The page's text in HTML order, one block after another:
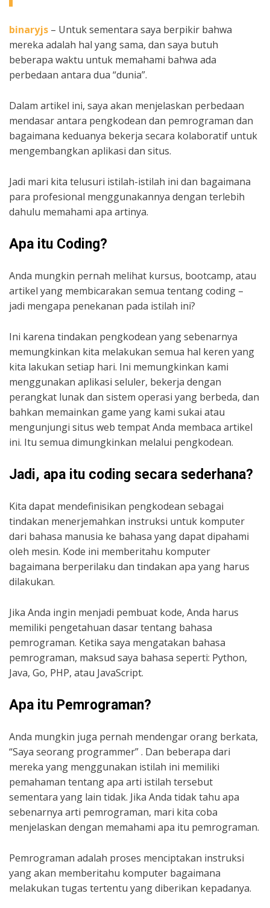
binaryjs – Untuk sementara saya berpikir bahwa
mereka adalah hal yang sama, dan saya butuh
beberapa waktu untuk memahami bahwa ada
perbedaan antara dua “dunia”.
Dalam artikel ini, saya akan menjelaskan perbedaan
mendasar antara pengkodean dan pemrograman dan
bagaimana keduanya bekerja secara kolaboratif untuk
mengembangkan aplikasi dan situs.
Jadi mari kita telusuri istilah-istilah ini dan bagaimana
para profesional menggunakannya dengan terlebih
dahulu memahami apa artinya.
Apa itu Coding?
Anda mungkin pernah melihat kursus, bootcamp, atau
artikel yang membicarakan semua tentang coding –
jadi mengapa penekanan pada istilah ini?
Ini karena tindakan pengkodean yang sebenarnya
memungkinkan kita melakukan semua hal keren yang
kita lakukan setiap hari. Ini memungkinkan kami
menggunakan aplikasi seluler, bekerja dengan
perangkat lunak dan sistem operasi yang berbeda, dan
bahkan memainkan game yang kami sukai atau
mengunjungi situs web tempat Anda membaca artikel
ini. Itu semua dimungkinkan melalui pengkodean.
Jadi, apa itu coding secara sederhana?
Kita dapat mendefinisikan pengkodean sebagai
tindakan menerjemahkan instruksi untuk komputer
dari bahasa manusia ke bahasa yang dapat dipahami
oleh mesin. Kode ini memberitahu komputer
bagaimana berperilaku dan tindakan apa yang harus
dilakukan.
Jika Anda ingin menjadi pembuat kode, Anda harus
memiliki pengetahuan dasar tentang bahasa
pemrograman. Ketika saya mengatakan bahasa
pemrograman, maksud saya bahasa seperti: Python,
Java, Go, PHP, atau JavaScript.
Apa itu Pemrograman?
Anda mungkin juga pernah mendengar orang berkata,
“Saya seorang programmer” . Dan beberapa dari
mereka yang menggunakan istilah ini memiliki
pemahaman tentang apa arti istilah tersebut
sementara yang lain tidak. Jika Anda tidak tahu apa
sebenarnya arti pemrograman, mari kita coba
menjelaskan dengan memahami apa itu pemrograman.
Pemrograman adalah proses menciptakan instruksi
yang akan memberitahu komputer bagaimana
melakukan tugas tertentu yang diberikan kepadanya.